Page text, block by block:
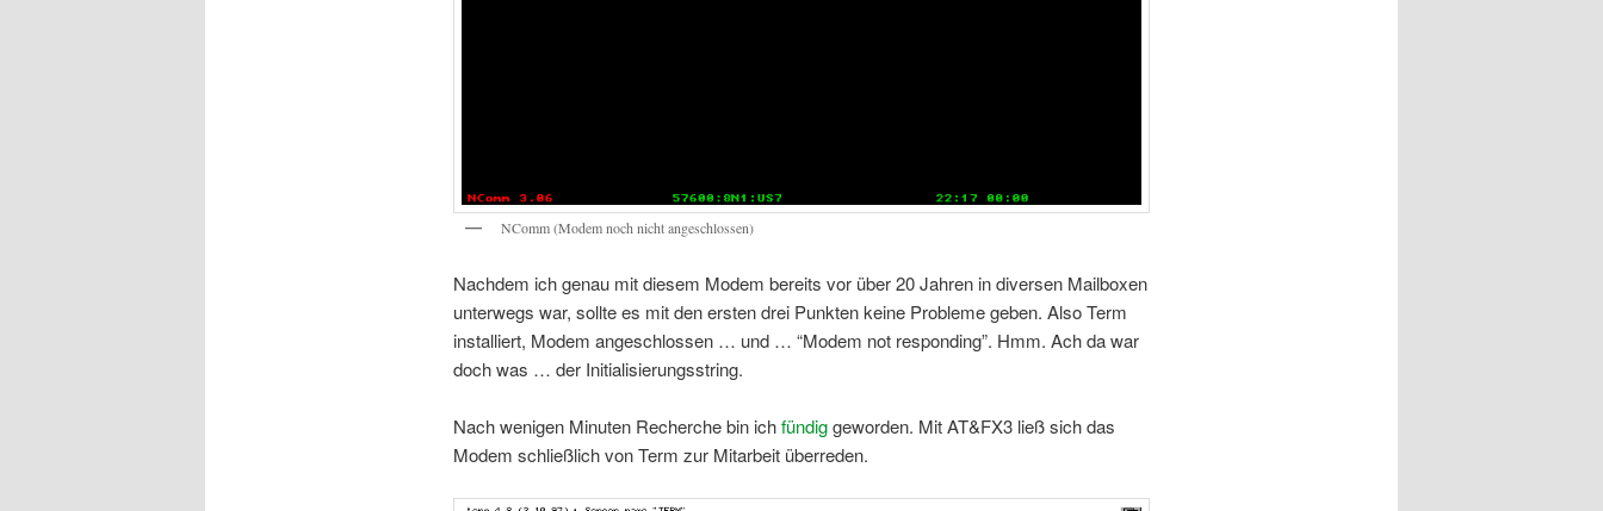
NComm (Modem noch nicht angeschlossen)
Nachdem ich genau mit diesem Modem bereits vor über 20 Jahren in diversen Mailboxen
unterwegs war, sollte es mit den ersten drei Punkten keine Probleme geben. Also Term
installiert, Modem angeschlossen … und … “Modem not responding”. Hmm. Ach da war
doch was … der Initialisierungsstring.
Nach wenigen Minuten Recherche bin ichfündiggeworden. Mit AT&FX3 ließ sich das
Modem schließlich von Term zur Mitarbeit überreden.